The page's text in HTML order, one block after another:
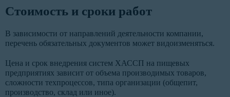
Стоимость и сроки работ
В зависимости от направлений деятельности компании,
перечень обязательных документов может видоизменяться.
Цена и срок внедрения систем ХАССП на пищевых
предприятиях зависит от объема производимых товаров,
сложности техпроцессов, типа организации (общепит,
производство, склад или иное).